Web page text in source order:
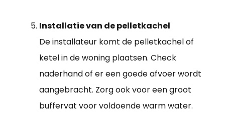
Installatie van de pelletkachel
De installateur komt de pelletkachel of
ketel in de woning plaatsen. Check
naderhand of er een goede afvoer wordt
aangebracht. Zorg ook voor een groot
buffervat voor voldoende warm water.